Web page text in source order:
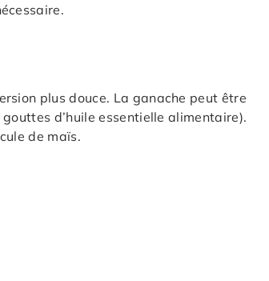
plus douce. La ganache peut être
d’huile essentielle alimentaire).
de maïs.